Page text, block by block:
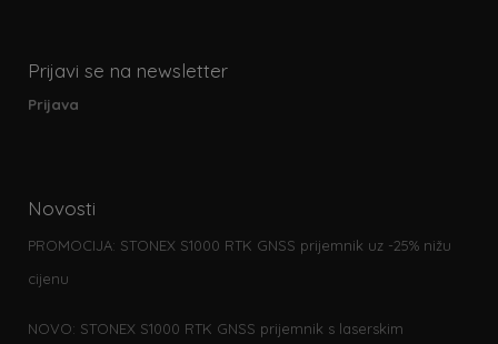
Prijavi se na newsletter
Prijava
Novosti
PROMOCIJA: STONEX S1000 RTK GNSS prijemnik uz -25% nižu
cijenu
NOVO: STONEX S1000 RTK GNSS prijemnik s laserskim